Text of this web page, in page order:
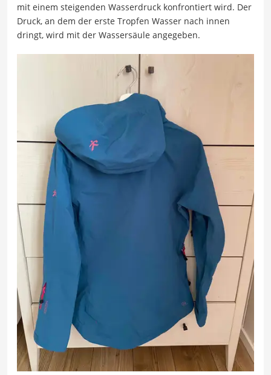
mit einem steigenden Wasserdruck konfrontiert wird. Der
Druck, an dem der erste Tropfen Wasser nach innen
dringt, wird mit der Wassersäule angegeben.